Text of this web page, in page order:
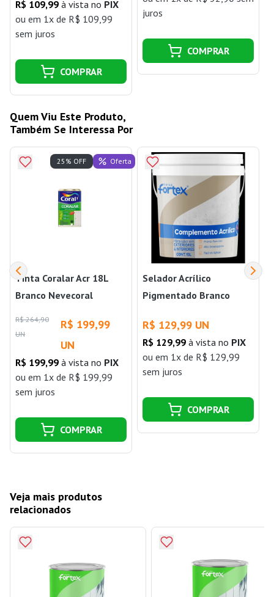
R$ 109,99 à vista no PIX
ou em 1x de R$ 109,99
sem juros
COMPRAR
juros
COMPRAR
Quem Viu Este Produto,
Também Se Interessa Por
Tinta Coralar Acr 18L
Branco Nevecoral
R$ 264,90
UN
R$ 199,99
UN
R$ 199,99 à vista no PIX
ou em 1x de R$ 199,99
sem juros
25% OFF Oferta
COMPRAR
Selador Acrílico
Pigmentado Branco
R$ 129,99 UN
R$ 129,99 à vista no PIX
ou em 1x de R$ 129,99
sem juros
COMPRAR
Veja mais produtos
relacionados